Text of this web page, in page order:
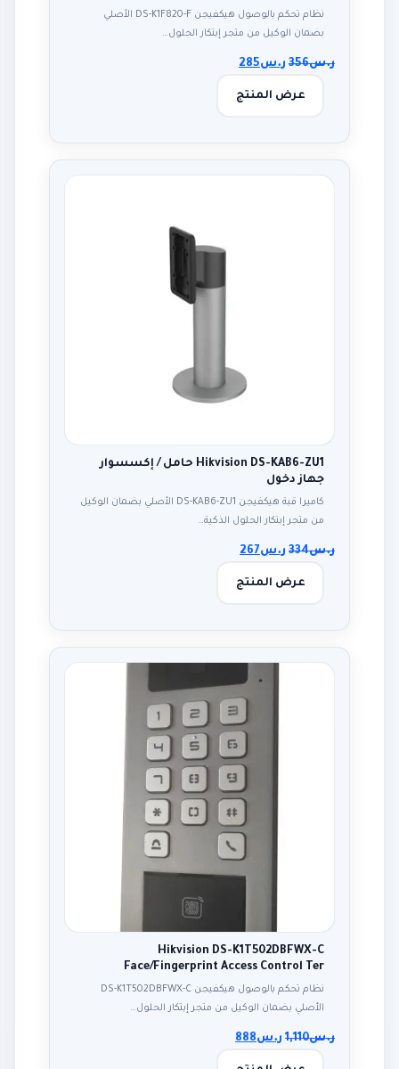
نظام تحكم بالوصول هيكفيجن DS-K1F820-F الأصلي
بضمان الوكيل من متجر إبتكار الحلول…
ر.س356 ر.س285
عرض المنتج
Hikvision DS-KAB6-ZU1 حامل / إكسسوار
جهاز دخول
كاميرا قبة هيكفيجن DS-KAB6-ZU1 الأصلي بضمان الوكيل
من متجر إبتكار الحلول الذكية…
ر.س334 ر.س267
عرض المنتج
Hikvision DS-K1T502DBFWX-C
Face/Fingerprint Access Control Ter
نظام تحكم بالوصول هيكفيجن DS-K1T502DBFWX-C
الأصلي بضمان الوكيل من متجر إبتكار الحلول…
ر.س1,110 ر.س888